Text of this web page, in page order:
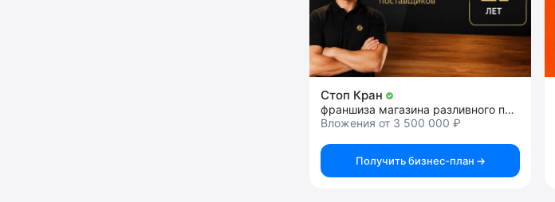
Стоп Кран
франшиза магазина разливного пива
Вложения от 3 500 000 ₽
Получить бизнес-план